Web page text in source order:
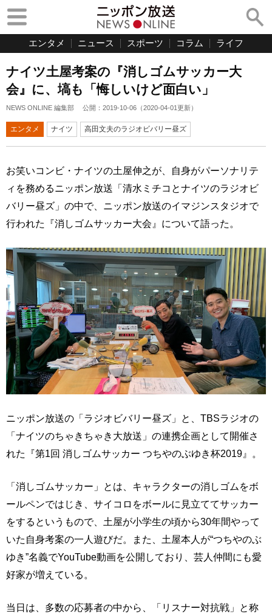
エンタメ ニュース スポーツ コラム ライフ
ナイツ土屋考案の『消しゴムサッカー大
会』に、塙も「悔しいけど面白い」
NEWS ONLINE 編集部 公開： 2019-10-06 （2020-04-01更新）
エンタメ ナイツ 高田文夫のラジオビバリー昼ズ
お笑いコンビ・ナイツの土屋伸之が、自身がパーソナリテ
ィを務めるニッポン放送「清水ミチコとナイツのラジオビ
バリー昼ズ」の中で、ニッポン放送のイマジンスタジオで
行われた『消しゴムサッカー大会』について語った。
ニッポン放送の「ラジオビバリー昼ズ」と、TBSラジオの
「ナイツのちゃきちゃき大放送」の連携企画として開催さ
れた『第1回 消しゴムサッカー つちやのぶゆき杯2019』。
「消しゴムサッカー」とは、キャラクターの消しゴムをボ
ールペンではじき、サイコロをボールに見立ててサッカー
をするというもので、土屋が小学生の頃から30年間やって
いた自身考案の一人遊びだ。また、土屋本人が“つちやのぶ
ゆき”名義でYouTube動画を公開しており、芸人仲間にも愛
好家が増えている。
当日は、多数の応募者の中から、「リスナー対抗戦」と称